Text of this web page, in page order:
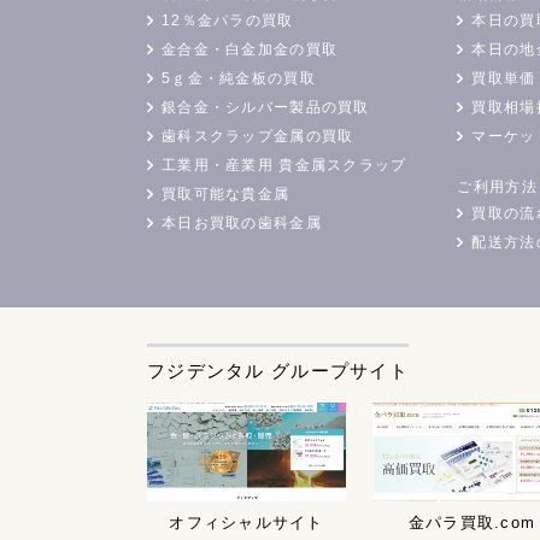
12％金パラの買取
金合金・白金加金の買取
5ｇ金・純金板の買取
銀合金・シルバー製品の買取
歯科スクラップ金属の買取
工業用・産業用 貴金属スクラップ
買取可能な貴金属
本日お買取の歯科金属
本日の買
本日の地
買取単価
買取相場
マーケッ
ご利用方法
買取の流
配送方法
フジデンタル グループサイト
オフィシャルサイト 金パラ買取.com